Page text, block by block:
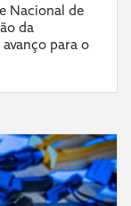
Nacional de
da
para o